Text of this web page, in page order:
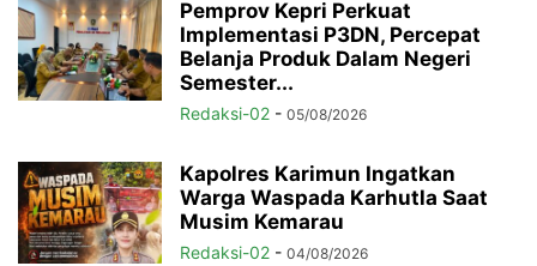
Pemprov Kepri Perkuat
Implementasi P3DN, Percepat
Belanja Produk Dalam Negeri
Semester...
Redaksi-02 - 05/08/2026
Kapolres Karimun Ingatkan
Warga Waspada Karhutla Saat
Musim Kemarau
Redaksi-02 - 04/08/2026